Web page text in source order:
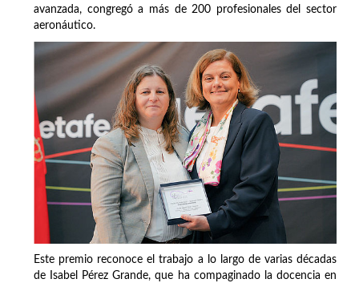
avanzada, congregó a más de 200 profesionales del sector
aeronáutico.
Este premio reconoce el trabajo a lo largo de varias décadas
de Isabel Pérez Grande, que ha compaginado la docencia en